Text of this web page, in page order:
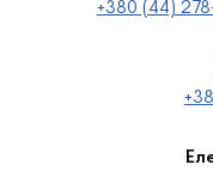
+380 (44)